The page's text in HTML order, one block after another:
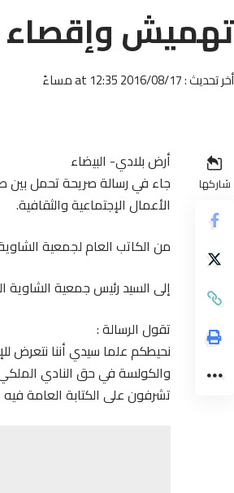
تهميش
أخر تحديث : 2016/08/17 at 12:35 مساءً
شاركها
أرض بلادي- البيضاء
جاء في رسالة صريحة تحمل بين
الأعمال الإجتماعية والثقافية.
من الكاتب العام لجمعية
إلى السيد رئيس جمعية الشاوية
تقول الرسالة :
نحيطكم علما سيدي أننا نتعرض
والكولسة في حق النادي الملكي
تشرفون على الكتابة العامة